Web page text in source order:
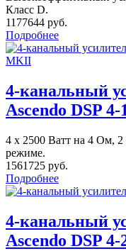
Класс D.
1177644 руб.
Подробнее
4-канальный
Ascendo DSP
4 х 2500 Ватт на 4 Ом,
режиме.
1561725 руб.
Подробнее
4-канальный
Ascendo DSP 4-